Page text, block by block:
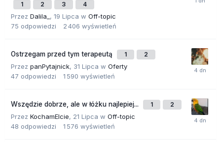
1 2 3 4
Przez Dalila_ , 19 Lipca w Off-topic
75 odpowiedzi 2 406 wyświetleń
Ostrzegam przed tym terapeutą 1 2
Przez panPytajnick, 31 Lipca w Oferty
47 odpowiedzi 1 590 wyświetleń
Wszędzie dobrze, ale w łóżku najlepiej... 1 2
Przez KochamElcie, 21 Lipca w Off-topic
48 odpowiedzi 1 576 wyświetleń